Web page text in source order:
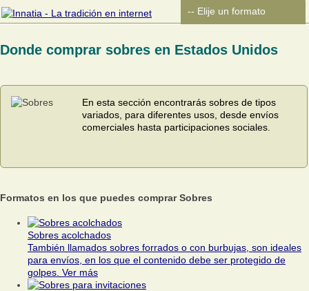
Donde comprar sobres en Estados Unidos
En esta sección encontrarás sobres de tipos
variados, para diferentes usos, desde envíos
comerciales hasta participaciones sociales.
Formatos en los que puedes comprar Sobres
Sobres acolchados
También llamados sobres forrados o con burbujas, son ideales
para envíos, en los que el contenido debe ser protegido de
golpes. Ver más